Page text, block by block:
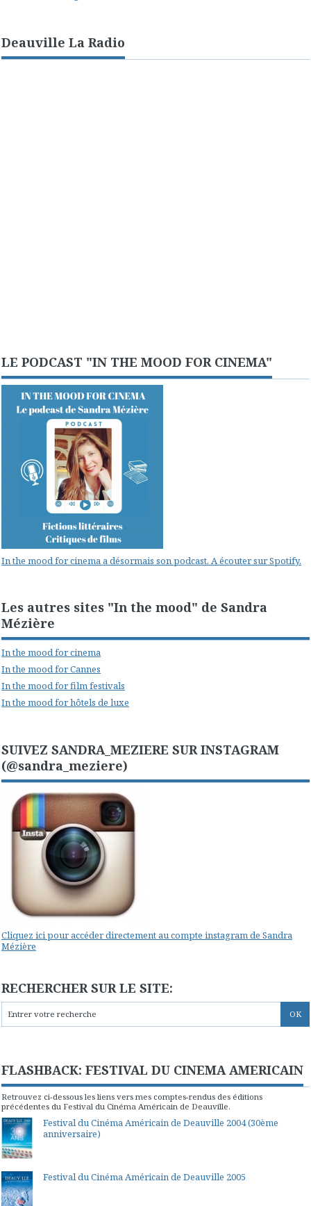
Deauville La Radio
LE PODCAST "IN THE MOOD FOR CINEMA"
In the mood for cinema a désormais son podcast. A écouter sur Spotify.
Les autres sites "In the mood" de Sandra
Mézière
In the mood for cinema
In the mood for Cannes
In the mood for film festivals
In the mood for hôtels de luxe
SUIVEZ SANDRA_MEZIERE SUR INSTAGRAM
(@sandra_meziere)
Cliquez ici pour accéder directement au compte instagram de Sandra
Mézière
RECHERCHER SUR LE SITE:
FLASHBACK: FESTIVAL DU CINEMA AMERICAIN
Retrouvez ci-dessous les liens vers mes comptes-rendus des éditions
précédentes du Festival du Cinéma Américain de Deauville.
Festival du Cinéma Américain de Deauville 2004 (30ème
anniversaire)
Festival du Cinéma Américain de Deauville 2005